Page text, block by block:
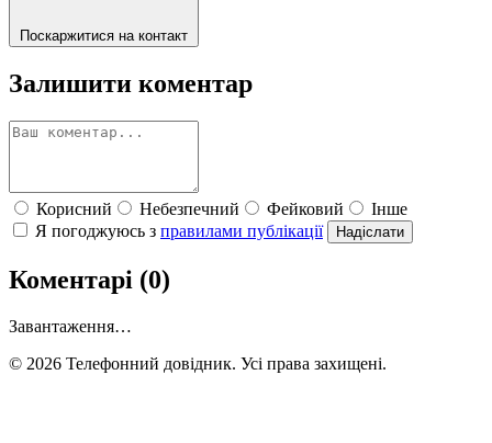
Поскаржитися на контакт
Залишити коментар
Корисний Небезпечний Фейковий
Інше
Я погоджуюсь з правилами публікації Надіслати
Коментарі (0)
Завантаження…
© 2026 Телефонний довідник. Усі права захищені.